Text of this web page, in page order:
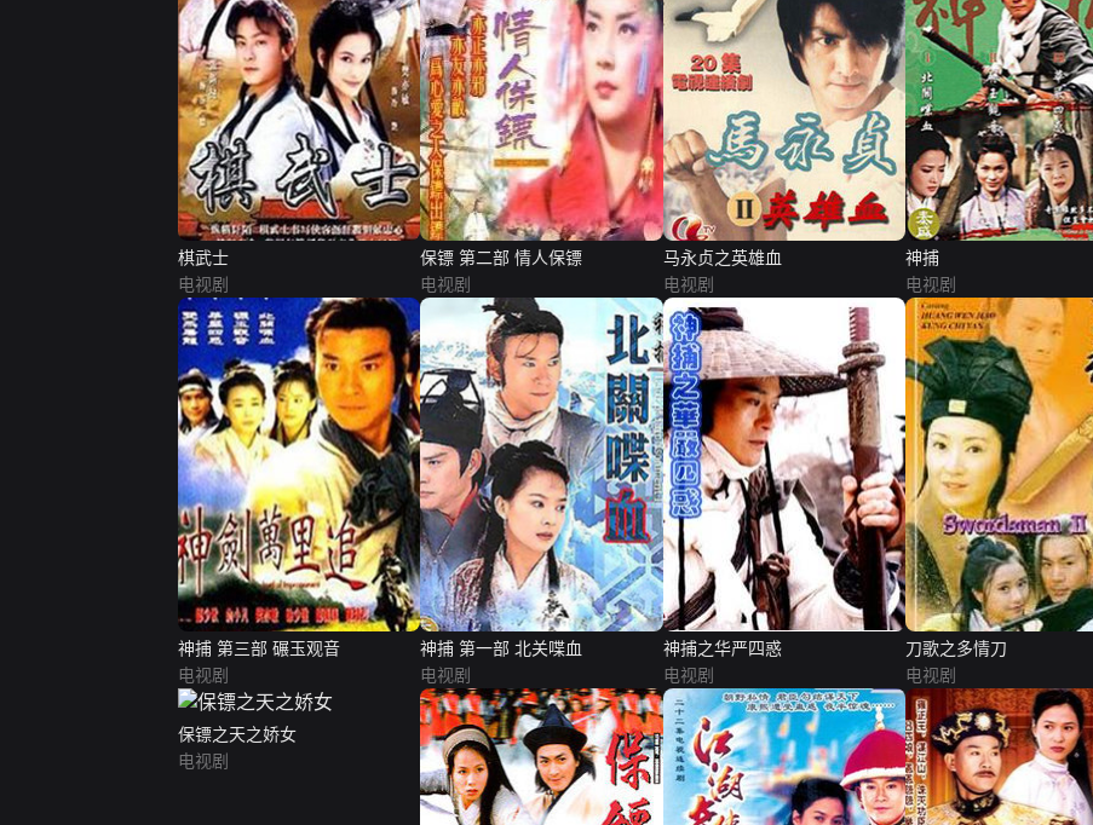
棋武士
电视剧
保镖 第二部 情人保镖
电视剧
马永贞之英雄血
电视剧
神捕
电视剧
神捕 第三部 碾玉观音
电视剧
神捕 第一部 北关喋血
电视剧
神捕之华严四惑
电视剧
刀歌之多情刀
电视剧
保镖之天之娇女
电视剧